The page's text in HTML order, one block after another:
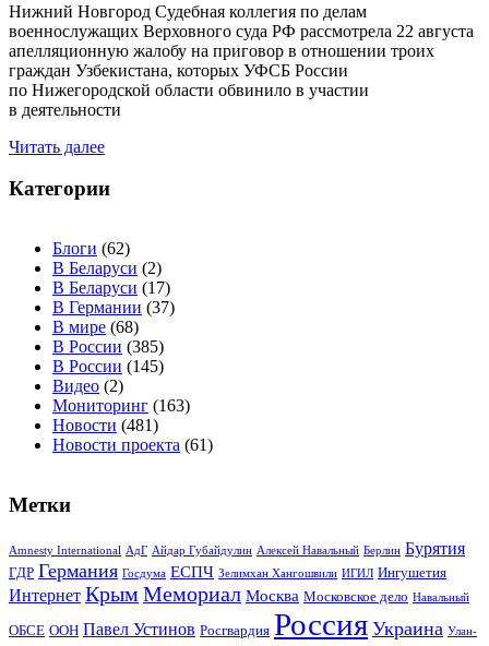
Нижний Новгород Судебная коллегия по делам
военнослужащих Верховного суда РФ рассмотрела 22 августа
апелляционную жалобу на приговор в отношении троих
граждан Узбекистана, которых УФСБ России
по Нижегородской области обвинило в участии
в деятельности
Читать далее
Категории
Блоги (62)
В Беларуси (2)
В Беларуси (17)
В Германии (37)
В мире (68)
В России (385)
В России (145)
Видео (2)
Мониторинг (163)
Новости (481)
Новости проекта (61)
Метки
Amnesty International АдГ Айдар Губайдулин Алексей Навальный Берлин Бурятия
ГДР Германия Госдума ЕСПЧ Зелимхан Хангошвили ИГИЛ Ингушетия
Интернет Крым Мемориал Москва Московское дело Навальный
ОБСЕ ООН Павел Устинов Росгвардия Россия Украина Улан-